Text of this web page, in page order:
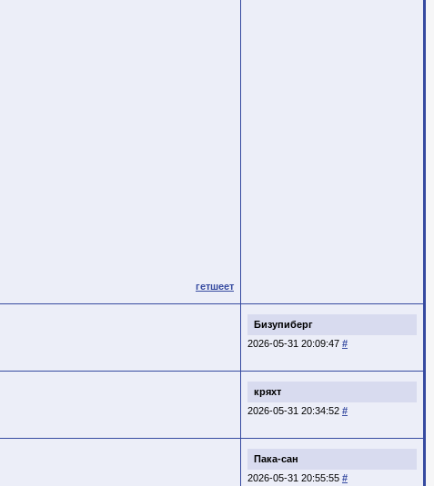
гетшеет
Бизупиберг
2026-05-31 20:09:47 #
кряхт
2026-05-31 20:34:52 #
Пака-сан
2026-05-31 20:55:55 #